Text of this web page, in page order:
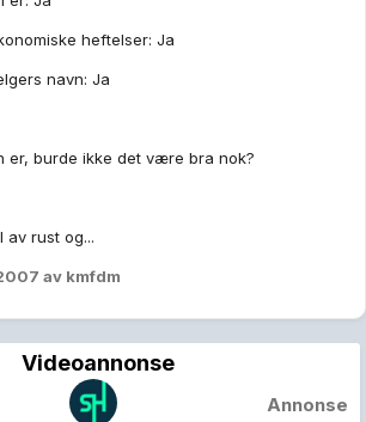
heftelser: Ja
navn: Ja
er, burde ikke det være bra nok?
av rust og...
av kmfdm
Videoannonse
Annonse